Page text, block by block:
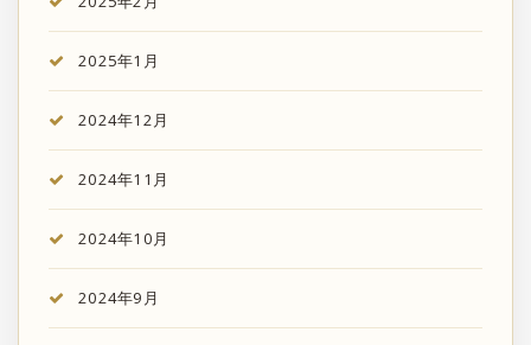
2025年1月
2024年12月
2024年11月
2024年10月
2024年9月